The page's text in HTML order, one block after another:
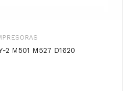
2 M501 M527 D1620